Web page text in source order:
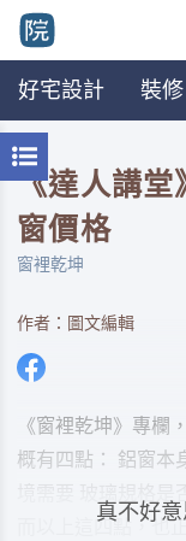
好宅設計 裝修
《達人講堂
窗價格
窗裡乾坤
作者：圖文編輯
《窗裡乾坤》專欄
概有四點： 鋁窗本
而以上這四點，也
真不好